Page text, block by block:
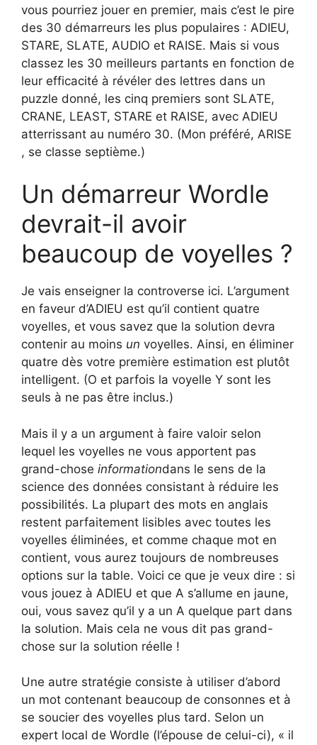
vous pourriez jouer en premier, mais c’est le pire
des 30 démarreurs les plus populaires : ADIEU,
STARE, SLATE, AUDIO et RAISE. Mais si vous
classez les 30 meilleurs partants en fonction de
leur efficacité à révéler des lettres dans un
puzzle donné, les cinq premiers sont SLATE,
CRANE, LEAST, STARE et RAISE, avec ADIEU
atterrissant au numéro 30. (Mon préféré, ARISE
, se classe septième.)
Un démarreur Wordle
devrait-il avoir
beaucoup de voyelles ?
Je vais enseigner la controverse ici. L’argument
en faveur d’ADIEU est qu’il contient quatre
voyelles, et vous savez que la solution devra
contenir au moins un voyelles. Ainsi, en éliminer
quatre dès votre première estimation est plutôt
intelligent. (O et parfois la voyelle Y sont les
seuls à ne pas être inclus.)
Mais il y a un argument à faire valoir selon
lequel les voyelles ne vous apportent pas
grand-chose informationdans le sens de la
science des données consistant à réduire les
possibilités. La plupart des mots en anglais
restent parfaitement lisibles avec toutes les
voyelles éliminées, et comme chaque mot en
contient, vous aurez toujours de nombreuses
options sur la table. Voici ce que je veux dire : si
vous jouez à ADIEU et que A s’allume en jaune,
oui, vous savez qu’il y a un A quelque part dans
la solution. Mais cela ne vous dit pas grand-
chose sur la solution réelle !
Une autre stratégie consiste à utiliser d’abord
un mot contenant beaucoup de consonnes et à
se soucier des voyelles plus tard. Selon un
expert local de Wordle (l’épouse de celui-ci), « il